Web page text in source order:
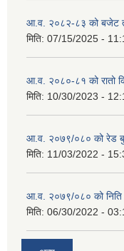
आ.व. २०८२-८३ को बजेट
मिति: 07/15/2025 -
आ.व. २०८०-८१ को रातो
मिति: 10/30/2023 -
आ.व. २०७९/०८० को रेड
मिति: 11/03/2022 -
आ.व. २०७९/०८० को निति
मिति: 06/30/2022 -